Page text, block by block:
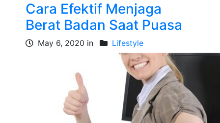
Cara Efektif Menjaga
Berat Badan Saat Puasa
May 6, 2020 in Lifestyle